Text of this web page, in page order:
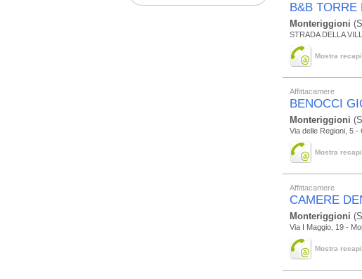
B&B TORRE
Monteriggioni
STRADA DELLA
Mostra
Affittacamere
BENOCCI
Monteriggioni
Via delle Regioni, 5 -
Mostra
Affittacamere
CAMERE
Monteriggioni
Via I Maggio, 19 -
Mostra